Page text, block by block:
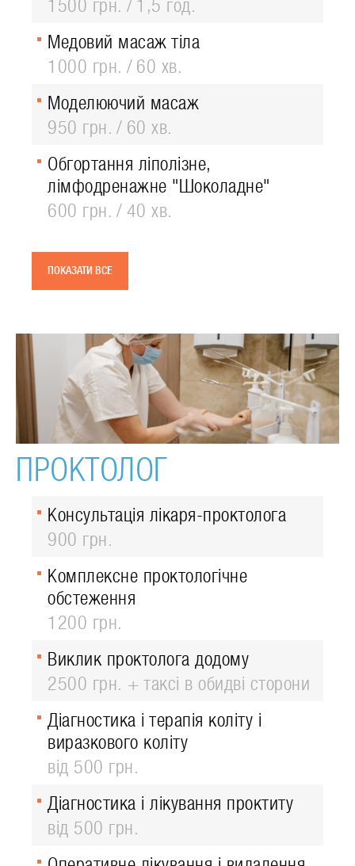
1500 грн.
1,5 год.
Медовий масаж тіла
1000 грн.
60 хв.
Моделюючий масаж
950 грн.
60 хв.
Обгортання ліполізне,
лімфодренажне "Шоколадне"
600 грн.
40 хв.
ПОКАЗАТИ ВСЕ
ПРОКТОЛОГ
Консультація лікаря-проктолога
900 грн.
Комплексне проктологічне
обстеження
1200 грн.
Виклик проктолога додому
2500 грн. + таксі в обидві сторони
Діагностика і терапія коліту і
виразкового коліту
від 500 грн.
Діагностика і лікування проктиту
від 500 грн.